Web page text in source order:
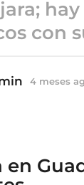
con
4 meses
en